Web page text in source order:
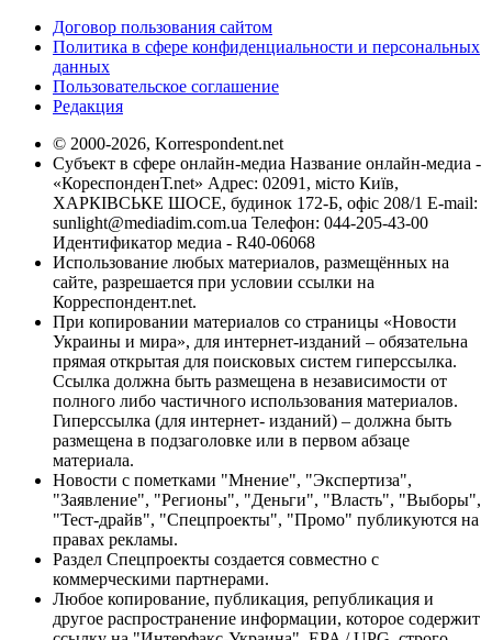
Договор пользования сайтом
Политика в сфере конфиденциальности и персональных
данных
Пользовательское соглашение
Редакция
© 2000-2026, Korrespondent.net
Субъект в сфере онлайн-медиа Название онлайн-медиа -
«КореспонденТ.net» Адрес: 02091, місто Київ,
ХАРКІВСЬКЕ ШОСЕ, будинок 172-Б, офіс 208/1 E-mail:
sunlight@mediadim.com.ua Телефон: 044-205-43-00
Идентификатор медиа - R40-06068
Использование любых материалов, размещённых на
сайте, разрешается при условии ссылки на
Корреспондент.net.
При копировании материалов со страницы «Новости
Украины и мира», для интернет-изданий – обязательна
прямая открытая для поисковых систем гиперссылка.
Ссылка должна быть размещена в независимости от
полного либо частичного использования материалов.
Гиперссылка (для интернет- изданий) – должна быть
размещена в подзаголовке или в первом абзаце
материала.
Новости с пометками "Мнение", "Экспертиза",
"Заявление", "Регионы", "Деньги", "Власть", "Выборы",
"Тест-драйв", "Спецпроекты", "Промо" публикуются на
правах рекламы.
Раздел Спецпроекты создается совместно с
коммерческими партнерами.
Любое копирование, публикация, републикация и
другое распространение информации, которое содержит